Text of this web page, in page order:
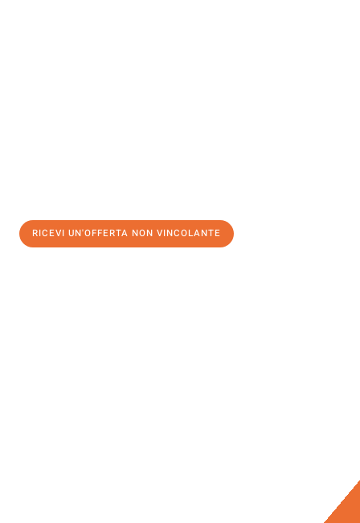
RICEVI UN'OFFERTA NON VINCOLANTE